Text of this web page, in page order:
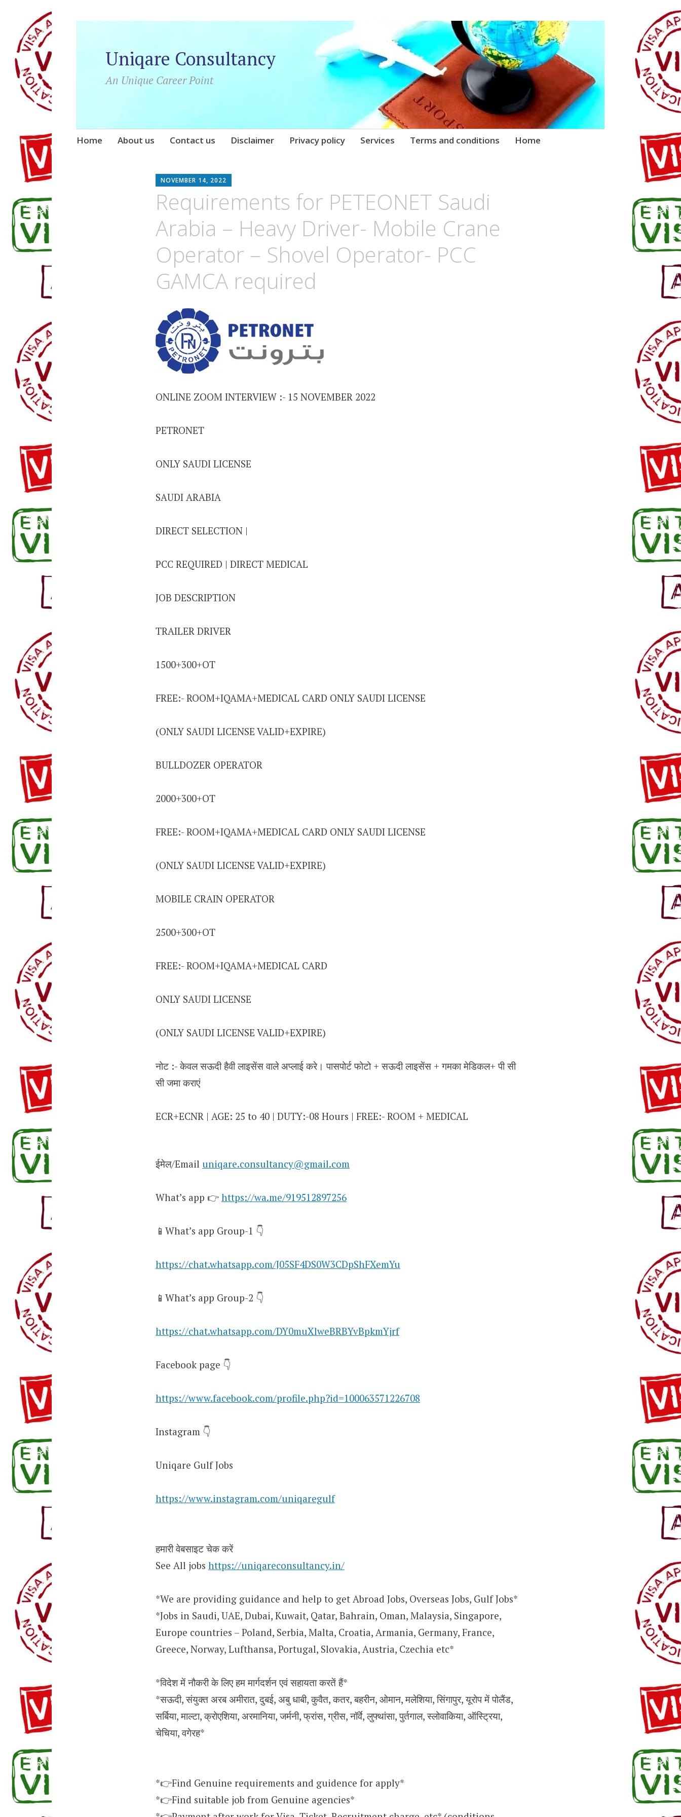
Uniqare Consultancy
An Unique Career Point
Skip
Home About us Contact us Disclaimer Privacy policy Services Terms and conditions Home
NOVEMBER 14, 2022
Requirements for PETEONET Saudi
Arabia – Heavy Driver- Mobile Crane
Operator – Shovel Operator- PCC
GAMCA required
ONLINE ZOOM INTERVIEW :- 15 NOVEMBER 2022
PETRONET
ONLY SAUDI LICENSE
SAUDI ARABIA
DIRECT SELECTION |
PCC REQUIRED | DIRECT MEDICAL
JOB DESCRIPTION
TRAILER DRIVER
1500+300+OT
FREE:- ROOM+IQAMA+MEDICAL CARD ONLY SAUDI LICENSE
(ONLY SAUDI LICENSE VALID+EXPIRE)
BULLDOZER OPERATOR
2000+300+OT
FREE:- ROOM+IQAMA+MEDICAL CARD ONLY SAUDI LICENSE
(ONLY SAUDI LICENSE VALID+EXPIRE)
MOBILE CRAIN OPERATOR
2500+300+OT
FREE:- ROOM+IQAMA+MEDICAL CARD
ONLY SAUDI LICENSE
(ONLY SAUDI LICENSE VALID+EXPIRE)
नोट :- केवल सऊदी हैवी लाइसेंस वाले अप्लाई करे। पासपोर्ट फोटो + सऊदी लाइसेंस + गमका मेडिकल+ पी सी
सी जमा कराएं
ECR+ECNR | AGE: 25 to 40 | DUTY:-08 Hours | FREE:- ROOM + MEDICAL
ईमेल/Email uniqare.consultancy@gmail.com
What’s app 👉 https://wa.me/919512897256
📱What’s app Group-1 👇
https://chat.whatsapp.com/J05SF4DS0W3CDpShFXemYu
📱What’s app Group-2 👇
https://chat.whatsapp.com/DY0muXlweBRBYvBpkmYjrf
Facebook page 👇
https://www.facebook.com/profile.php?id=100063571226708
Instagram 👇
Uniqare Gulf Jobs
https://www.instagram.com/uniqaregulf
हमारी वेबसाइट चेक करें
See All jobs https://uniqareconsultancy.in/
*We are providing guidance and help to get Abroad Jobs, Overseas Jobs, Gulf Jobs*
*Jobs in Saudi, UAE, Dubai, Kuwait, Qatar, Bahrain, Oman, Malaysia, Singapore,
Europe countries – Poland, Serbia, Malta, Croatia, Armania, Germany, France,
Greece, Norway, Lufthansa, Portugal, Slovakia, Austria, Czechia etc*
*विदेश में नौकरी के लिए हम मार्गदर्शन एवं सहायता करतें हैं*
*सऊदी, संयुक्त अरब अमीरात, दुबई, अबु धाबी, कुवैत, कतर, बहरीन, ओमान, मलेशिया, सिंगापुर, यूरोप में पोलैंड,
सर्बिया, माल्टा, क्रोएशिया, अरमानिया, जर्मनी, फ्रांस, ग्रीस, नॉर्वे, लुफ्थांसा, पुर्तगाल, स्लोवाकिया, ऑस्ट्रिया,
चेचिया, वगेरह*
*👉Find Genuine requirements and guidence for apply*
*👉Find suitable job from Genuine agencies*